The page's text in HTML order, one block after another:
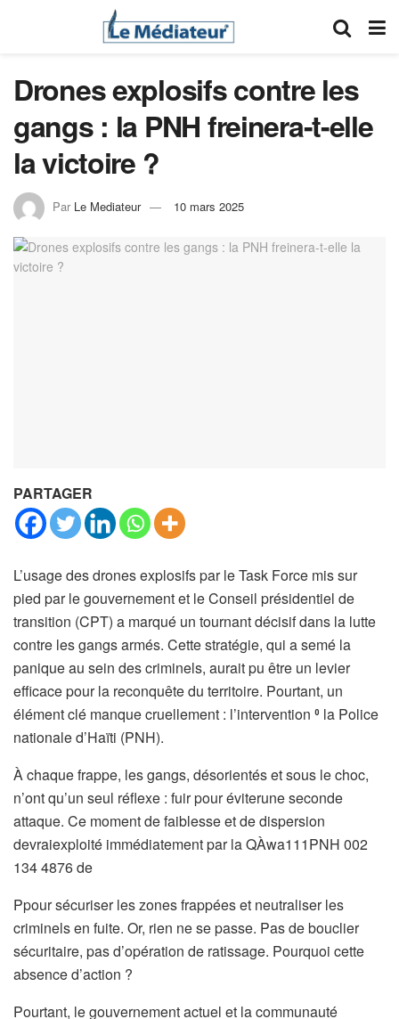
Drones explosifs contre les
gangs : la PNH freinera-t-elle
la victoire ?
Par Le Mediateur 10 mars 2025
PARTAGER
L’usage des drones explosifs par le Task Force mis sur
pied par le gouvernement et le Conseil présidentiel de
transition (CPT) a marqué un tournant décisif dans la lutte
contre les gangs armés. Cette stratégie, qui a semé la
panique au sein des criminels, aurait pu être un levier
efficace pour la reconquête du territoire. Pourtant, un
élément clé manque cruellement : l’intervention ⁰ la Police
nationale d’Haïti (PNH).
À chaque frappe, les gangs, désorientés et sous le choc,
n’ont qu’un seul réflexe : fuir pour éviterune seconde
attaque. Ce moment de faiblesse et de dispersion
devraiexploité immédiatement par la QÀwa111PNH 002
134 4876 de
Ppour sécuriser les zones frappées et neutraliser les
criminels en fuite. Or, rien ne se passe. Pas de bouclier
sécuritaire, pas d’opération de ratissage. Pourquoi cette
absence d’action ?
Pourtant, le gouvernement actuel et la communauté